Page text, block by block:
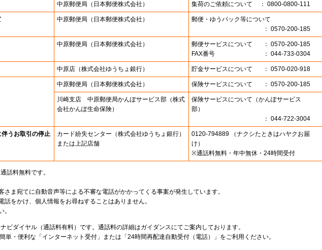
中原郵便局 （日本郵便株式会社） 集荷のご依頼について ： 0800-0800-111
中原郵便局 （日本郵便株式会社）
郵便・ゆうパック等について
： 0570-200-185
中原郵便局 （日本郵便株式会社） 郵便サービスについて
： 0570-200-185
FAX番号
： 044-733-0304
中原店 （株式会社ゆうちょ銀行） 貯金サービスについて ： 0570-020-918
中原郵便局 （日本郵便株式会社） 保険サービスについて ： 0570-200-185
川崎支店 中原郵便局かんぽサービス部（株式
会社かんぽ生命保険）
保険サービスについて（かんぽサービス
部）
： 044-722-3004
うお取引の停止 カード紛失センター （株式会社ゆうちょ銀行）
または上記店舗
0120-794889 （ナクシたときはハヤクお届
け）
※通話料無料・年中無休・24時間受付
話料無料です。
さま宛てに自動音声等による不審な電話がかかってくる事案が発生しています。
話をかけ、個人情報をお尋ねすることはありません。
。
ビダイヤル（通話料有料）です。通話料の詳細はガイダンスにてご案内しております。
単・便利な「インターネット受付」または「24時間再配達自動受付（電話）」をご利用ください。